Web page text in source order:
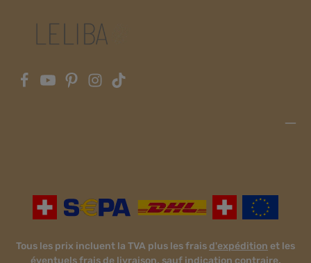
Tous les prix incluent la TVA plus les fraisd'expédition et les
éventuels frais de livraison, sauf indication contraire.